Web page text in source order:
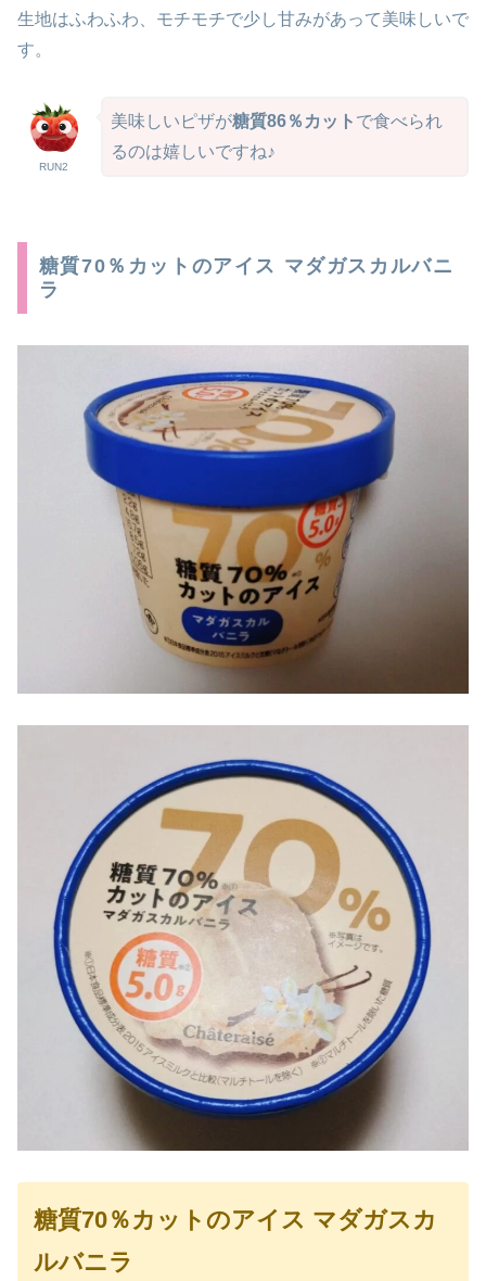
生地はふわふわ、モチモチで少し甘みがあって美味しいで
す。
RUN2
美味しいピザが糖質86％カット で食べられ
るのは嬉しいですね♪
糖質70％カットのアイス マダガスカルバニ
ラ
糖質70％カットのアイス マダガスカ
ルバニラ